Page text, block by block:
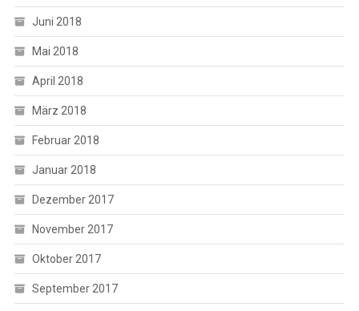
Juni 2018
Mai 2018
April 2018
März 2018
Februar 2018
Januar 2018
Dezember 2017
November 2017
Oktober 2017
September 2017